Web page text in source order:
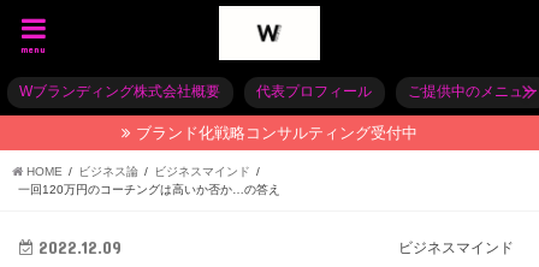
menu
Wブランディング株式会社概要 代表プロフィール ご提供中のメニュー
ブランド化戦略コンサルティング受付中
HOME ビジネス論
ビジネスマインド
一回120万円のコーチングは高いか否か…の答え
ビジネスマインド
2022.12.09